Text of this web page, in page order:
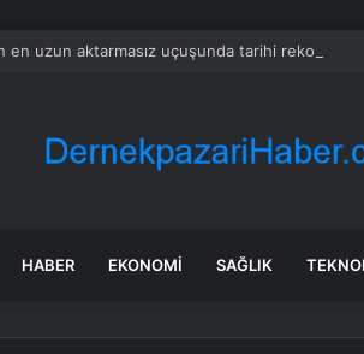
en uzun aktarmasız uçuşunda tarihi rekor: 24
HABER EKONOMI SAĞLIK